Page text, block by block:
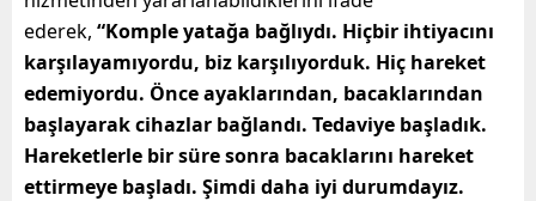
ederek, “Komple yatağa bağlıydı. Hiçbir ihtiyacını
karşılayamıyordu, biz karşılıyorduk. Hiç hareket
edemiyordu. Önce ayaklarından, bacaklarından
başlayarak cihazlar bağlandı. Tedaviye başladık.
Hareketlerle bir süre sonra bacaklarını hareket
ettirmeye başladı. Şimdi daha iyi durumdayız.